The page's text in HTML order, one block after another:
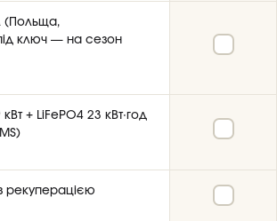
(Польща,
ключ — на сезон
+ LiFePO4 23 кВт·год
рекуперацією